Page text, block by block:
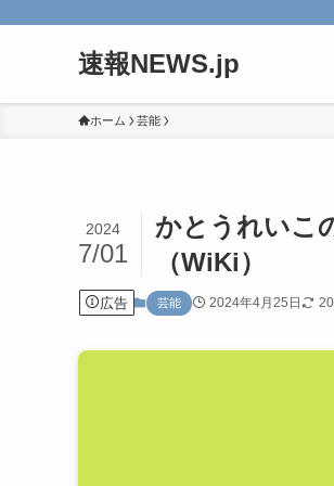
速報NEWS.jp
ホーム 芸能
かとうれいこ
（WiKi）
2024
7/01
広告 芸能 2024年4月25日